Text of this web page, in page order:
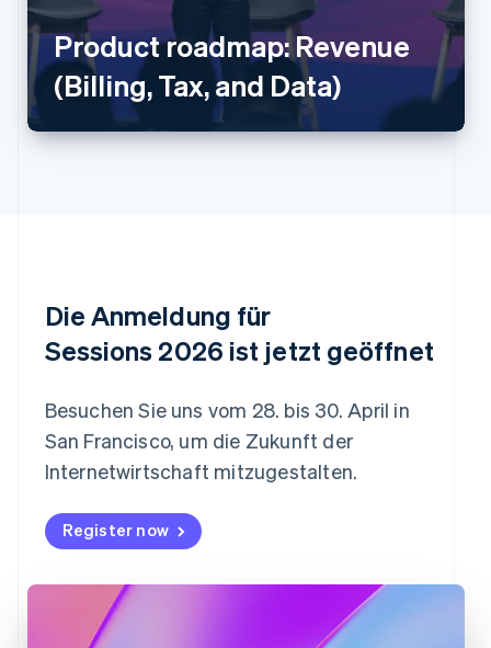
Product roadmap: Revenue
(Billing, Tax, and Data)
Die Anmeldung für
Sessions 2026 ist jetzt geöffnet
Besuchen Sie uns vom 28. bis 30. April in
San Francisco, um die Zukunft der
Internetwirtschaft mitzugestalten.
Register now
Australien
English
Belgien
Nederlands FrançaisDeutschEnglish
Brasilien
Português
Bulgarien
Festlandchina
简体中文 English
Finnland
Frankreich
Gibraltar
English
English
Indien
Irland
English
Italien